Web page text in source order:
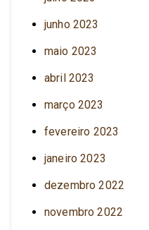
junho 2023
maio 2023
abril 2023
março 2023
fevereiro 2023
janeiro 2023
dezembro 2022
novembro 2022